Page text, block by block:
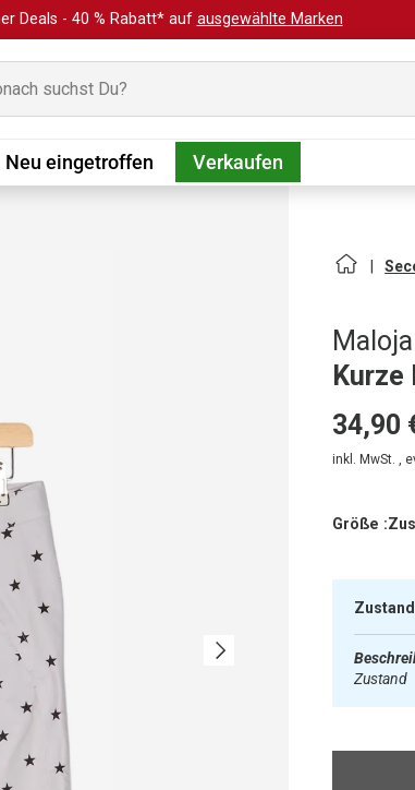
Deals - 40 % Rabatt* auf ausgewählte Marken
Neu eingetroffen Verkaufen
Nächste
Maloja
Kurze
34,90
inkl. MwSt. ,
Größe :
Zustand